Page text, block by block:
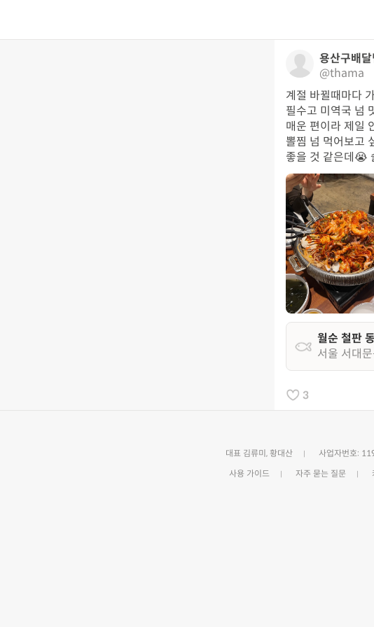
용산구배
@thama
계절 바뀔때마다
필수고 미역국 넘
매운 편이라 제일
뽈찜 넘 먹어보고
좋을 것 같은데😭
월순 철판
서울 서대
3
대표 김류미, 황대산
사업자번호:
사용 가이드
자주 묻는 질문